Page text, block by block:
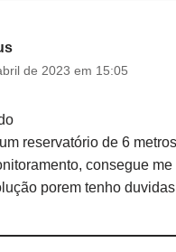
de 2023 em 15:05
reservatório de 6
consegue
porem tenho duvidas